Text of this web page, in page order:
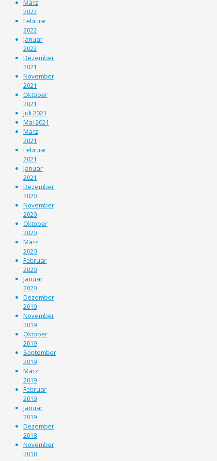
März
2022
Februar
2022
Januar
2022
Dezember
2021
November
2021
Oktober
2021
Juli 2021
Mai 2021
März
2021
Februar
2021
Januar
2021
Dezember
2020
November
2020
Oktober
2020
März
2020
Februar
2020
Januar
2020
Dezember
2019
November
2019
Oktober
2019
September
2019
März
2019
Februar
2019
Januar
2019
Dezember
2018
November
2018